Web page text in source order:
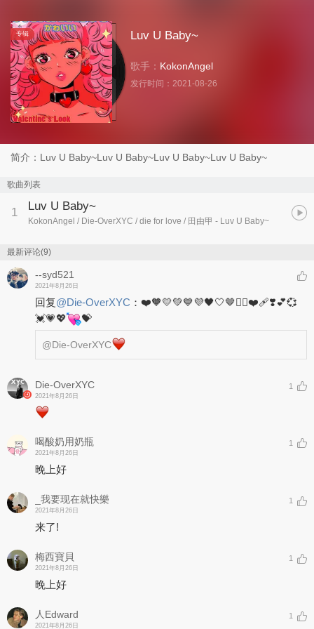
专辑 Luv U Baby~
歌手： KokonAngel
发行时间： 2021-08-26
简介：Luv U Baby~Luv U Baby~Luv U Baby~Luv U Baby~
歌曲列表
1 Luv U Baby~
KokonAngel / Die-OverXYC / die for love / 田由甲 - Luv U Baby~
最新评论(9)
--syd521
2021年8月26日
回复@Die-OverXYC ： ❤️🧡💛💚💙💜🖤🤍🤎❤️‍🔥❤️‍🩹❣️💕💞
💓💗💖
💝
@Die-OverXYC
Die-OverXYC
2021年8月26日
1
喝酸奶用奶瓶
2021年8月26日
1
晚上好
_我要现在就快樂
2021年8月26日
1
来了!
梅西寶貝
2021年8月26日
1
晚上好
人Edward
2021年8月26日
1